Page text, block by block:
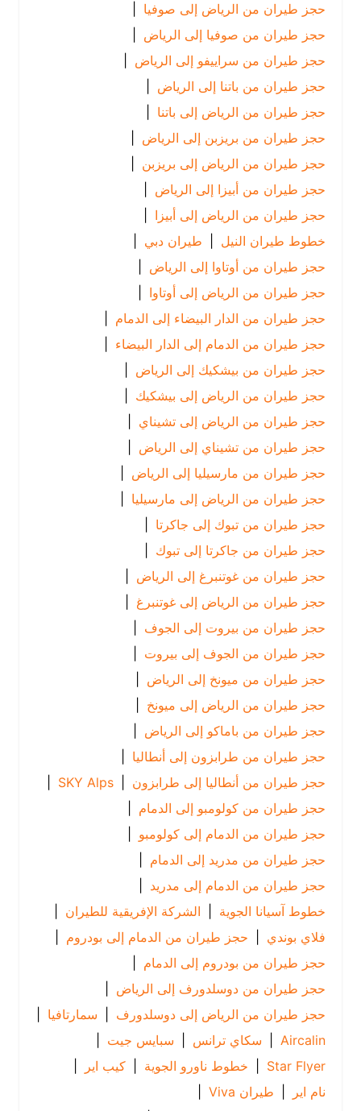
حجز طيران من الرياض إلى صوفيا
|
حجز طيران من صوفيا إلى الرياض
|
حجز طيران من سراييفو إلى الرياض
|
حجز طيران من باتنا إلى الرياض
|
حجز طيران من الرياض إلى باتنا |
حجز طيران من بريزبن إلى الرياض
|
حجز طيران من الرياض إلى بريزبن |
حجز طيران من أبيزا إلى الرياض
|
حجز طيران من الرياض إلى أبيزا
خطوط طيران النيل | طيران دبي |
حجز طيران من أوتاوا إلى الرياض
|
حجز طيران من الرياض إلى أوتاوا |
حجز طيران من الدار البيضاء إلى الدمام
|
حجز طيران من الدمام إلى الدار البيضاء |
حجز طيران من بيشكيك إلى الرياض
|
حجز طيران من الرياض إلى بيشكيك |
حجز طيران من الرياض إلى تشيناي |
حجز طيران من تشيناي إلى الرياض
|
حجز طيران من مارسيليا إلى الرياض
|
حجز طيران من الرياض إلى مارسيليا |
حجز طيران من تبوك إلى جاكرتا
|
حجز طيران من جاكرتا إلى تبوك
|
حجز طيران من غوتنبرغ إلى الرياض
|
حجز طيران من الرياض إلى غوتنبرغ |
حجز طيران من بيروت إلى الجوف |
حجز طيران من الجوف إلى بيروت
|
حجز طيران من ميونخ إلى الرياض
|
حجز طيران من الرياض إلى ميونخ |
حجز طيران من باماكو إلى الرياض
|
حجز طيران من طرابزون إلى أنطاليا
|
حجز طيران من أنطاليا إلى طرابزون |
SKY Alps
|
حجز طيران من كولومبو إلى الدمام
|
حجز طيران من الدمام إلى كولومبو |
حجز طيران من مدريد إلى الدمام
|
حجز طيران من الدمام إلى مدريد |
خطوط آسيانا الجوية
| الشركة الإفريقية للطيران |
فلاي بوندي | حجز طيران من الدمام إلى بودروم |
حجز طيران من بودروم إلى الدمام
|
حجز طيران من دوسلدورف إلى الرياض
|
حجز طيران من الرياض إلى دوسلدورف | سمارتافيا
|
Aircalin
| سكاي ترانس | سبايس جيت
|
Star Flyer
| خطوط ناورو الجوية | كيب اير |
| طيران Viva
|